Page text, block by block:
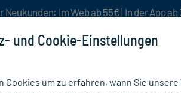
Neukunden: Im Web ab 55€ | In der App
und Cookie-Einstellungen
Cookies um zu erfahren, wann Sie